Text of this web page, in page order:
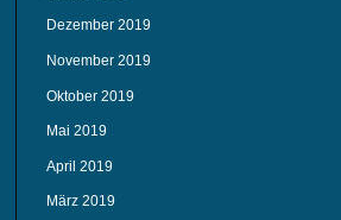
Dezember 2019
November 2019
Oktober 2019
Mai 2019
April 2019
März 2019